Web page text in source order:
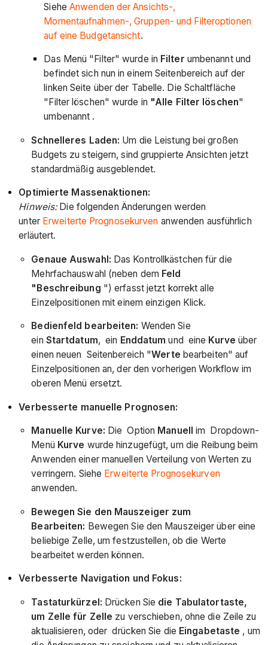
Siehe Anwenden der Ansichts-,
Momentaufnahmen-, Gruppen- und Filteroptionen
auf eine Budgetansicht.
Das Menü "Filter" wurde in Filter umbenannt und
befindet sich nun in einem Seitenbereich auf der
linken Seite über der Tabelle. Die Schaltfläche
"Filter löschen" wurde in "Alle Filter löschen"
umbenannt .
Schnelleres Laden: Um die Leistung bei großen
Budgets zu steigern, sind gruppierte Ansichten jetzt
standardmäßig ausgeblendet.
Optimierte Massenaktionen:
Hinweis:Die folgenden Änderungen werden
unter Erweiterte Prognosekurven anwenden ausführlich
erläutert.
Genaue Auswahl: Das Kontrollkästchen für die
Mehrfachauswahl (neben dem Feld
"Beschreibung ") erfasst jetzt korrekt alle
Einzelpositionen mit einem einzigen Klick.
Bedienfeld bearbeiten: Wenden Sie
ein Startdatum, ein Enddatum und eine Kurve über
einen neuen Seitenbereich "Werte bearbeiten" auf
Einzelpositionen an, der den vorherigen Workflow im
oberen Menü ersetzt.
Verbesserte manuelle Prognosen:
Manuelle Kurve: Die Option Manuell
im Dropdown-
Menü Kurve wurde hinzugefügt, um die Reibung beim
Anwenden einer manuellen Verteilung von Werten zu
verringern. Siehe Erweiterte Prognosekurven
anwenden.
Bewegen Sie den Mauszeiger zum
Bearbeiten: Bewegen Sie den Mauszeiger über eine
beliebige Zelle, um festzustellen, ob die Werte
bearbeitet werden können.
Verbesserte Navigation und Fokus:
Tastaturkürzel: Drücken Sie die Tabulatortaste,
um Zelle für Zelle zu verschieben, ohne die Zeile zu
aktualisieren, oder drücken Sie die Eingabetaste , um